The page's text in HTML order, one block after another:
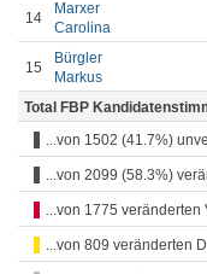
14
Marxer
Carolina
15
Bürgler
Markus
Total FBP
...von 1502 (41.7%)
...von 2099 (58.3%)
...von 1775 veränderten
...von 809 veränderten